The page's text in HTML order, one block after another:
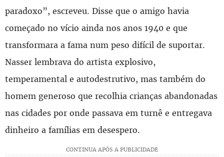
paradoxo”, escreveu. Disse que o amigo havia
começado no vício ainda nos anos 1940 e que
transformara a fama num peso difícil de suportar.
Nasser lembrava do artista explosivo,
temperamental e autodestrutivo, mas também do
homem generoso que recolhia crianças abandonadas
nas cidades por onde passava em turnê e entregava
dinheiro a famílias em desespero.